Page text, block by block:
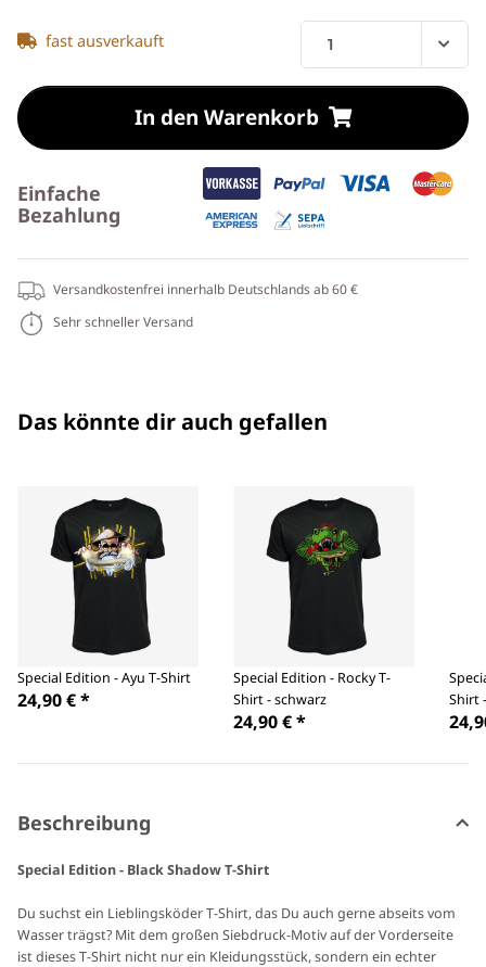
fast ausverkauft
In den Warenkorb
Einfache
Bezahlung
Versandkostenfrei innerhalb Deutschlands ab 60 €
Sehr schneller Versand
Das könnte dir auch gefallen
Special Edition - Ayu T-Shirt
24,90 €*
Special Edition - Rocky T-
Shirt - schwarz
24,90 €*
Shirt
Beschreibung
Special Edition - Black Shadow T-Shirt
Du suchst ein Lieblingsköder T-Shirt, das Du auch gerne abseits vom
Wasser trägst? Mit dem großen Siebdruck-Motiv auf der Vorderseite
ist dieses T-Shirt nicht nur ein Kleidungsstück, sondern ein echter